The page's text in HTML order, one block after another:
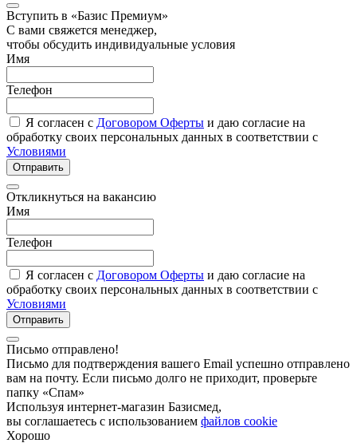
Вступить в «Базис Премиум»
С вами свяжется менеджер,
чтобы обсудить индивидуальные условия
Имя
Телефон
Я согласен с Договором Оферты и даю согласие на
обработку своих персональных данных в соответствии с
Условиями
Отправить
Откликнуться на вакансию
Имя
Телефон
Я согласен с Договором Оферты и даю согласие на
обработку своих персональных данных в соответствии с
Условиями
Отправить
Письмо отправлено!
Письмо для подтверждения вашего Email успешно отправлено
вам на почту. Если письмо долго не приходит, проверьте
папку «Спам»
Используя интернет-магазин Базисмед,
вы соглашаетесь с использованием файлов cookie
Хорошо